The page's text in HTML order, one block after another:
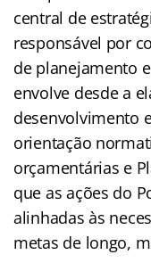
central de
responsável por
de planejamento
envolve desde a
desenvolvimento
orientação
orçamentárias e
que as ações do
alinhadas às
metas de longo,